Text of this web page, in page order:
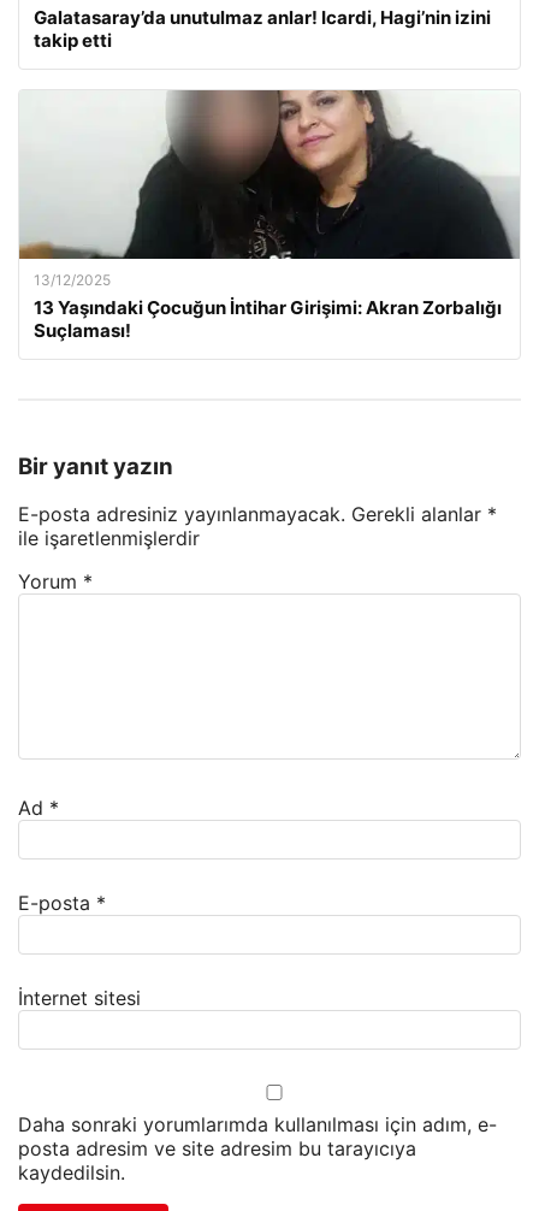
Galatasaray’da unutulmaz anlar! Icardi, Hagi’nin izini
takip etti
13/12/2025
13 Yaşındaki Çocuğun İntihar Girişimi: Akran Zorbalığı
Suçlaması!
Bir yanıt yazın
E-posta adresiniz yayınlanmayacak. Gerekli alanlar *
ile işaretlenmişlerdir
Yorum *
Ad *
E-posta *
İnternet sitesi
Daha sonraki yorumlarımda kullanılması için adım, e-
posta adresim ve site adresim bu tarayıcıya
kaydedilsin.